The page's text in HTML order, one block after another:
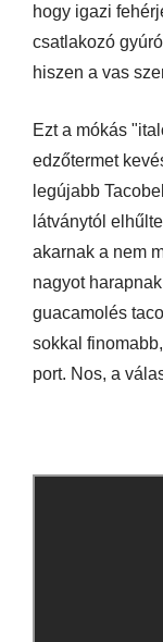
hogy igazi
csatlakozó
hiszen a vas
Ezt a mókás
edzőtermet
legújabb
látványtól
akarnak a nem
nagyot
guacamolés
sokkal
port. Nos, a